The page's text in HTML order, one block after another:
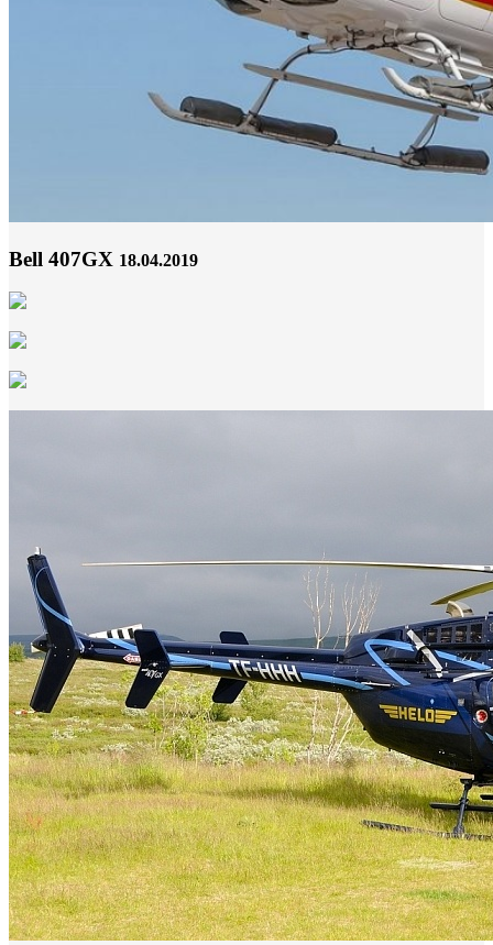
Bell 407GX 18.04.2019